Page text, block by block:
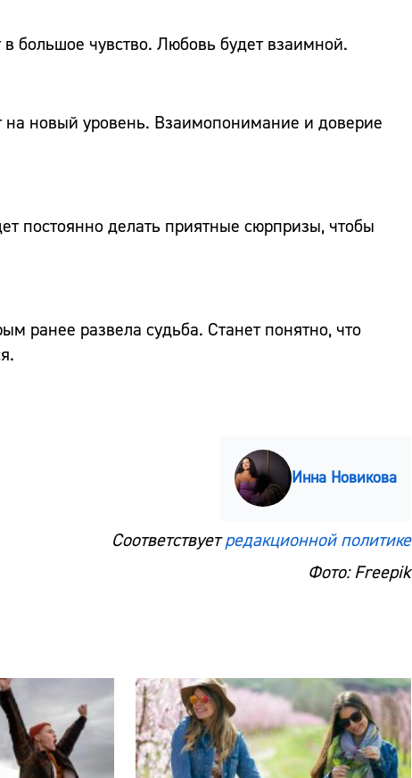
большое чувство. Любовь будет взаимной.
новый уровень. Взаимопонимание и доверие
постоянно делать приятные сюрпризы, чтобы
ранее развела судьба. Станет понятно, что
Инна Новикова
Соответствуетредакционной политике
Фото: Freepik